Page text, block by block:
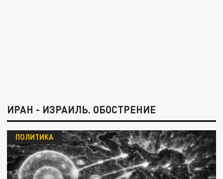
ИРАН - ИЗРАИЛЬ. ОБОСТРЕНИЕ
ПОЛИТИКА